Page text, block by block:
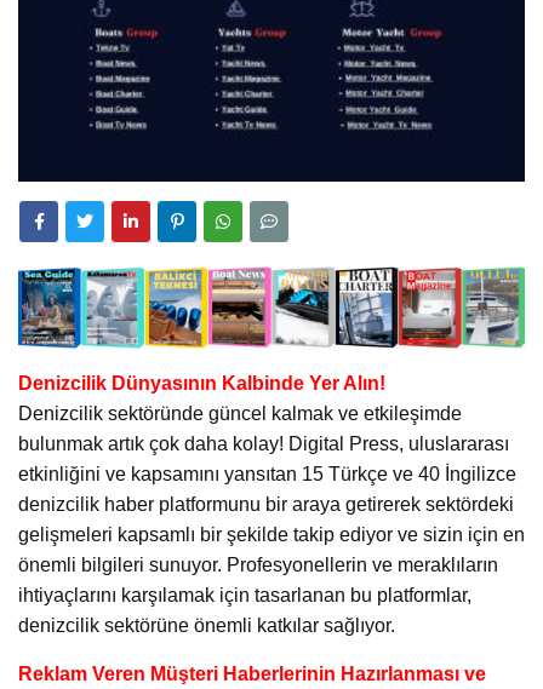
Denizcilik Dünyasının Kalbinde Yer Alın!
Denizcilik sektöründe güncel kalmak ve etkileşimde
bulunmak artık çok daha kolay! Digital Press, uluslararası
etkinliğini ve kapsamını yansıtan 15 Türkçe ve 40 İngilizce
denizcilik haber platformunu bir araya getirerek sektördeki
gelişmeleri kapsamlı bir şekilde takip ediyor ve sizin için en
önemli bilgileri sunuyor. Profesyonellerin ve meraklıların
ihtiyaçlarını karşılamak için tasarlanan bu platformlar,
denizcilik sektörüne önemli katkılar sağlıyor.
Reklam Veren Müşteri Haberlerinin Hazırlanması ve